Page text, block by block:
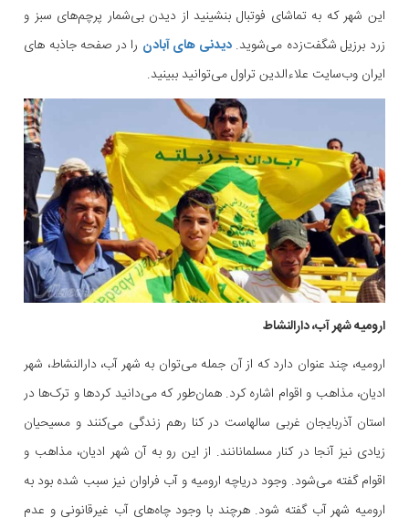
این شهر که به تماشای فوتبال بنشینید از دیدن بی‌شمار پرچم‌های سبز و
زرد برزیل شگفت‌زده می‌شوید.دیدنی های آبادن را در صفحه جاذبه های
ایران وب‌سایت علاءالدین تراول می‌توانید ببینید.
ارومیه شهر آب، دارالنشاط
ارومیه، چند عنوان دارد که از آن جمله می‌توان به شهر آب، دارالنشاط، شهر
ادیان، مذاهب و اقوام اشاره کرد. همان‌طور که می‌دانید کردها و ترک‌ها در
استان آذربایجان غربی سالهاست در کنا رهم زندگی می‌کنند و مسیحیان
زیادی نیز آنجا در کنار مسلمانانند. از این رو به آن شهر ادیان، مذاهب و
اقوام گفته می‌شود. وجود دریاچه ارومیه و آب فراوان نیز سبب شده بود به
ارومیه شهر آب گفته شود. هرچند با وجود چاه‌های آب غیرقانونی و عدم